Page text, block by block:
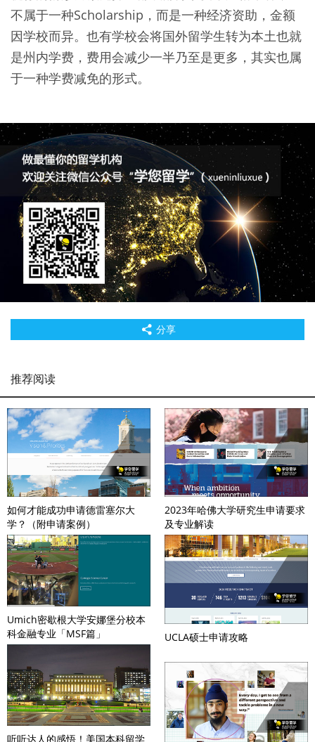
不属于一种Scholarship，而是一种经济资助，金额
因学校而异。也有学校会将国外留学生转为本土也就
是州内学费，费用会减少一半乃至是更多，其实也属
于一种学费减免的形式。
分享
推荐阅读
如何才能成功申请德雷塞尔大
学？（附申请案例）
Umich密歇根大学安娜堡分校本
科金融专业「MSF篇」
听听达人的感悟！美国本科留学
2023年哈佛大学研究生申请要求
及专业解读
UCLA硕士申请攻略